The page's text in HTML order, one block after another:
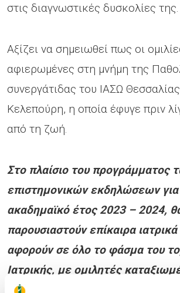
στις διαγνωστικές δυσκολίες της.
Αξίζει να σημειωθεί πως οι
αφιερωμένες στη μνήμη της
συνεργάτιδας του ΙΑΣΩ
Κελεπούρη, η οποία έφυγε πριν
από τη ζωή.
Στο πλαίσιο του προγράμματος
επιστημονικών εκδηλώσεων
ακαδημαϊκό έτος 2023 – 2024,
παρουσιαστούν επίκαιρα
αφορούν σε όλο το φάσμα του
Ιατρικής, με ομιλητές
επιστήμονες, συνεργάτες του